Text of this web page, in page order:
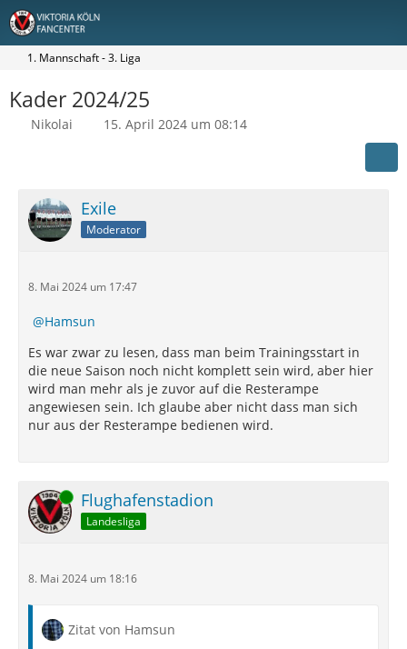
1. Mannschaft - 3. Liga
Kader 2024/25
Nikolai 15. April 2024 um 08:14
Exile
Moderator
8. Mai 2024 um 17:47
Hamsun
Es war zwar zu lesen, dass man beim Trainingsstart in
die neue Saison noch nicht komplett sein wird, aber hier
wird man mehr als je zuvor auf die Resterampe
angewiesen sein. Ich glaube aber nicht dass man sich
nur aus der Resterampe bedienen wird.
Online Flughafenstadion
Landesliga
8. Mai 2024 um 18:16
Zitat von Hamsun